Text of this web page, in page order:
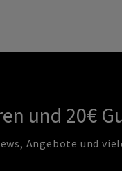
und 20€
Angebote und